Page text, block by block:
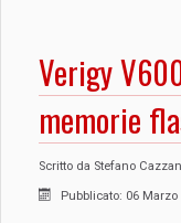
Verigy
memorie
Scritto da Stefano
Pubblicato: 06 Marzo